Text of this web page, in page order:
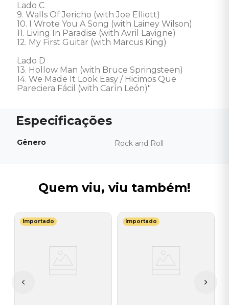
Lado C
9. Walls Of Jericho (with Joe Elliott)
10. I Wrote You A Song (with Lainey Wilson)
11. Living In Paradise (with Avril Lavigne)
12. My First Guitar (with Marcus King)
Lado D
13. Hollow Man (with Bruce Springsteen)
14. We Made It Look Easy / Hicimos Que
Pareciera Fácil (with Carín León)"
Gênero Rock and Roll
Quem viu, viu também!
Importado Importado